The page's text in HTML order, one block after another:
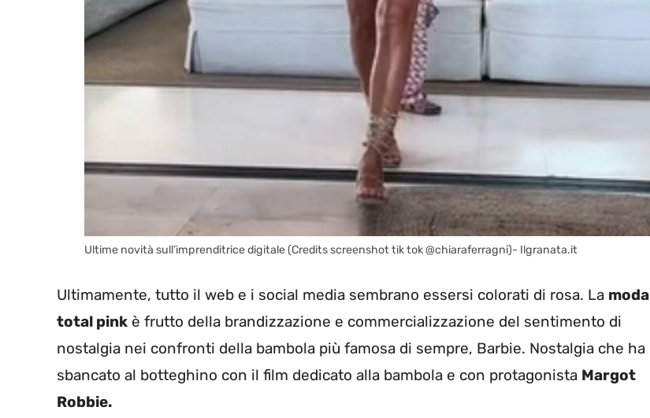
Ultime novità sull’imprenditrice digitale (Credits screenshot tik tok @chiaraferragni)- Ilgranata.it
Ultimamente, tutto il web e i social media sembrano essersi colorati di rosa. La moda
total pink è frutto della brandizzazione e commercializzazione del sentimento di
nostalgia nei confronti della bambola più famosa di sempre, Barbie. Nostalgia che ha
sbancato al botteghino con il film dedicato alla bambola e con protagonista Margot
Robbie.